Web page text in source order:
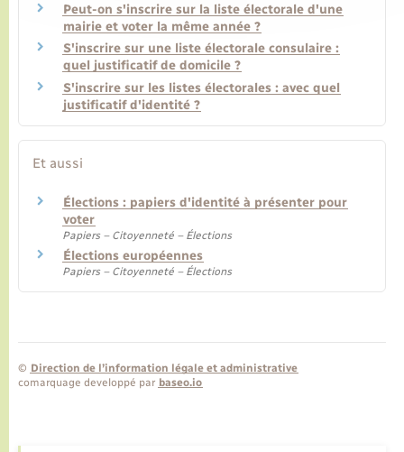
Peut-on s'inscrire sur la liste électorale d'une
mairie et voter la même année ?
S'inscrire sur une liste électorale consulaire :
quel justificatif de domicile ?
S'inscrire sur les listes électorales : avec quel
justificatif d'identité ?
Et aussi
Élections : papiers d'identité à présenter pour
voter
Papiers – Citoyenneté – Élections
Élections européennes
Papiers – Citoyenneté – Élections
© Direction de l’information légale et administrative
comarquage developpé par baseo.io